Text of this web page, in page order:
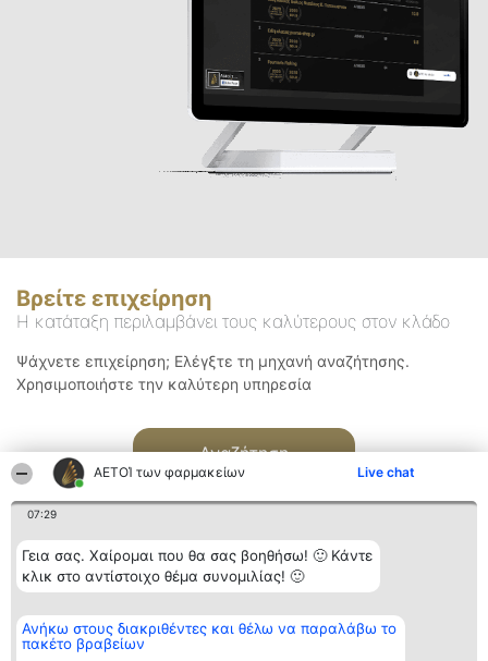
ΑΕΤΟΊ των φαρμακείων Live chat
07:29
Γεια σας. Χαίρομαι που θα σας βοηθήσω! 🙂 Κάντε
κλικ στο αντίστοιχο θέμα συνομιλίας! 🙂
Ανήκω στους διακριθέντες και θέλω να παραλάβω το
πακέτο βραβείων
Βρείτε επιχείρηση
Η κατάταξη περιλαμβάνει τους καλύτερους στον κλάδο
Ψάχνετε επιχείρηση; Ελέγξτε τη μηχανή αναζήτησης.
Χρησιμοποιήστε την καλύτερη υπηρεσία
Αναζήτηση
Διοργανωτής της
κατάταξης
BEAUTIFUL COMPANY
Κατάταξη
Διακριθέντες
Επικοινωνία
Επικοινωνία